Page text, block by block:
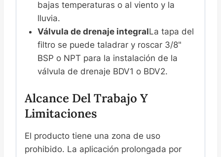
bajas temperaturas o al viento y la
lluvia.
Válvula de drenaje integralLa tapa del
filtro se puede taladrar y roscar 3/8"
BSP o NPT para la instalación de la
válvula de drenaje BDV1 o BDV2.
Alcance Del Trabajo Y
Limitaciones
El producto tiene una zona de uso
prohibido. La aplicación prolongada por